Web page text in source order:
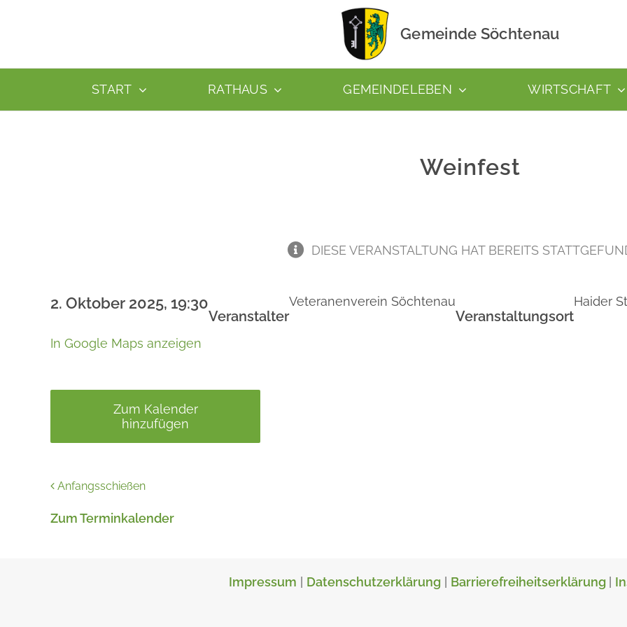
Gemeinde Söchtenau
START RATHAUS GEMEINDELEBEN WIRTSCHAFT
Weinfest
DIESE VERANSTALTUNG HAT BEREITS
2. Oktober 2025, 19:30
Veranstalter
Veteranenverein Söchtenau
Veranstaltungsort
Haider
In Google Maps anzeigen
Zum Kalender
hinzufügen
Anfangsschießen
Zum Terminkalender
Impressum Datenschutzerklärung| Barrierefreiheitserklärung